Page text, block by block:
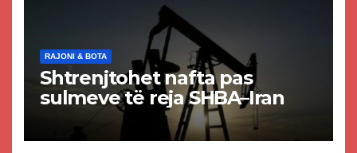
RAJONI & BOTA
Shtrenjtohet nafta pas
sulmeve të reja SHBA–Iran